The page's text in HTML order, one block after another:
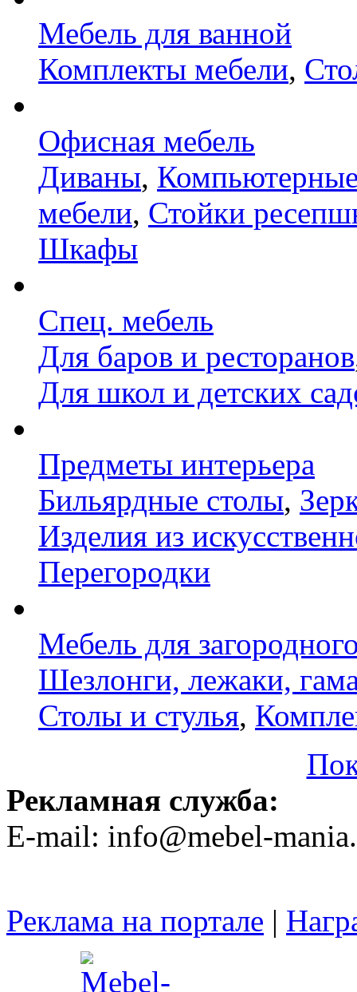
Мебель для ванной
Комплекты мебели,
Офисная мебель
Диваны,
мебели, Стойки
Шкафы
Спец. мебель
Для баров и ресторанов
Для школ и детских
Предметы интерьера
Бильярдные столы,
Изделия из
Перегородки
Мебель для
Шезлонги, лежаки,
Столы и стулья,
Рекламная служба:
E-mail: info@mebel-
Реклама на портале |